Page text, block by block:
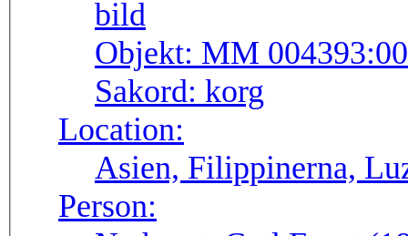
Objekt: MM
Sakord: korg
Location:
Asien, Filippinerna,
Person: